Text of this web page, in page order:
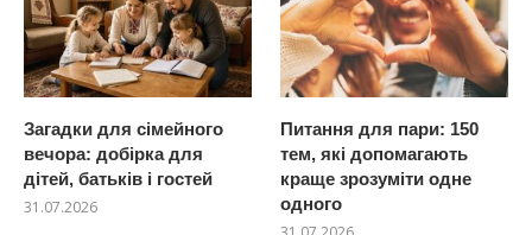
Загадки для сімейного
вечора: добірка для
дітей, батьків і гостей
31.07.2026
Питання для пари: 150
тем, які допомагають
краще зрозуміти одне
одного